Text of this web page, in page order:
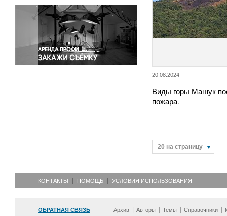
Светская жизнь
Спорт
Экология
Экономика и бизнес
20.08.2024
Виды горы Машук
пожара.
20 на страницу
КОНТАКТЫ ПОМОЩЬ УСЛОВИЯ ИСПОЛЬЗОВАНИЯ
ОБРАТНАЯ СВЯЗЬ Архив Авторы Темы Справочники